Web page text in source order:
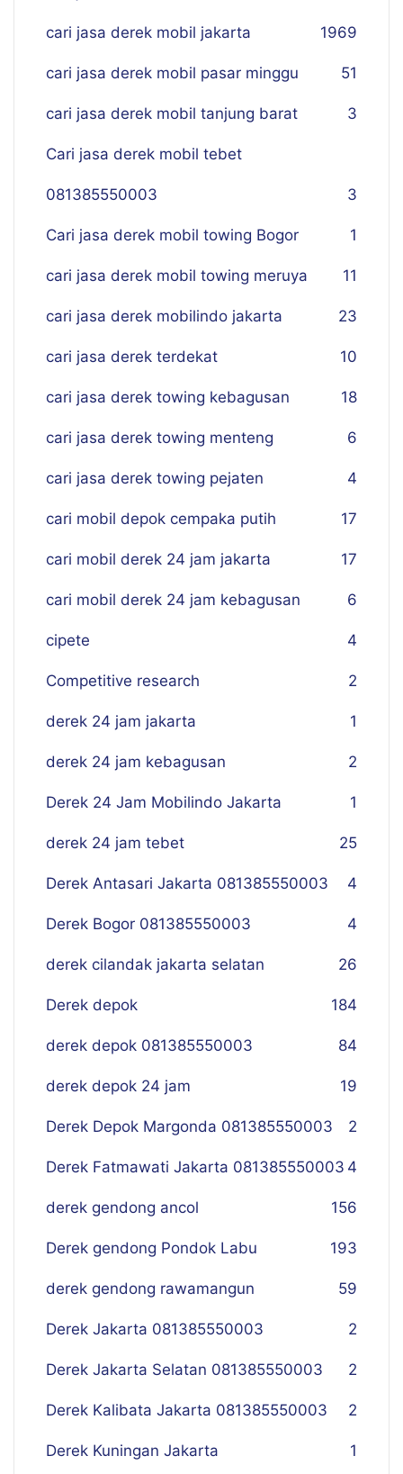
69
cari jasa derek mobil jakarta 19
cari jasa derek mobil pasar minggu 51
cari jasa derek mobil tanjung barat 3
Cari jasa derek mobil tebet
081385550003 3
Cari jasa derek mobil towing Bogor 1
cari jasa derek mobil towing meruya 11
cari jasa derek mobilindo jakarta 23
cari jasa derek terdekat 10
cari jasa derek towing kebagusan 18
cari jasa derek towing menteng 6
cari jasa derek towing pejaten 4
cari mobil depok cempaka putih 17
cari mobil derek 24 jam jakarta 17
cari mobil derek 24 jam kebagusan 6
cipete 4
Competitive research 2
derek 24 jam jakarta 1
derek 24 jam kebagusan 2
Derek 24 Jam Mobilindo Jakarta 1
derek 24 jam tebet 25
Derek Antasari Jakarta 081385550003 4
Derek Bogor 081385550003 4
derek cilandak jakarta selatan 26
Derek depok 184
derek depok 081385550003 84
derek depok 24 jam 19
Derek Depok Margonda 081385550003 2
Derek Fatmawati Jakarta 081385550003 4
derek gendong ancol 156
Derek gendong Pondok Labu 193
derek gendong rawamangun 59
Derek Jakarta 081385550003 2
Derek Jakarta Selatan 081385550003 2
Derek Kalibata Jakarta 081385550003 2
Derek Kuningan Jakarta 1